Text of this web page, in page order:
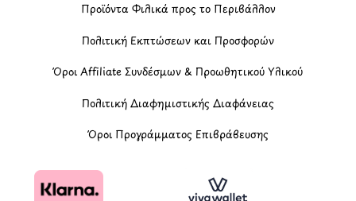
Προϊόντα Φιλικά προς το Περιβάλλον
Πολιτική Εκπτώσεων και Προσφορών
Όροι Affiliate Συνδέσμων & Προωθητικού Υλικού
Πολιτική Διαφημιστικής Διαφάνειας
Όροι Προγράμματος Επιβράβευσης